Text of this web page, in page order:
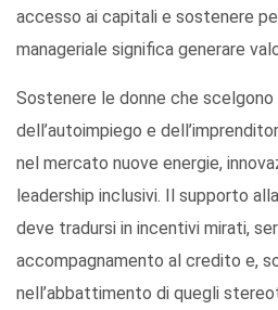
accesso ai capitali e sostenere
manageriale significa generare
Sostenere le donne che scelgono
dell’autoimpiego e
nel mercato nuove energie,
leadership inclusivi. Il supporto
deve tradursi in incentivi mirati,
accompagnamento al credito e,
nell’abbattimento di quegli